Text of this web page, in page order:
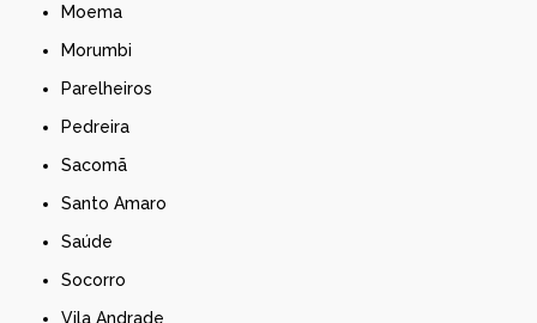
Moema
Morumbi
Parelheiros
Pedreira
Sacomã
Santo Amaro
Saúde
Socorro
Vila Andrade